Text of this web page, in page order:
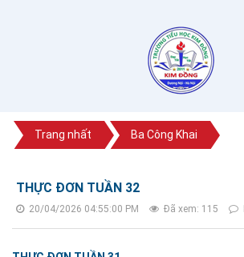
Trang nhất Ba Công Khai
THỰC ĐƠN TUẦN 32
20/04/2026 04:55:00 PM Đã xem: 115